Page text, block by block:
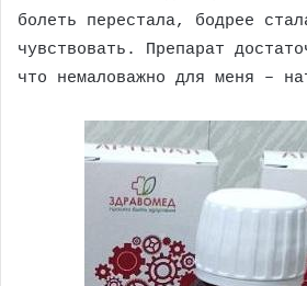
болеть перестала, бодрее
чувствовать. Препарат
что немаловажно для меня –